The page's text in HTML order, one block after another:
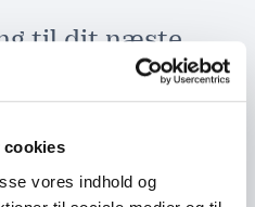
cookies
vores indhold og
til dit næste
får du en formidler, der
rum, hvor grin og
og hvor publikum både